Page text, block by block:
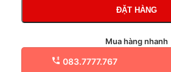
ĐẶT HÀNG
Mua hàng nhanh
083.7777.767